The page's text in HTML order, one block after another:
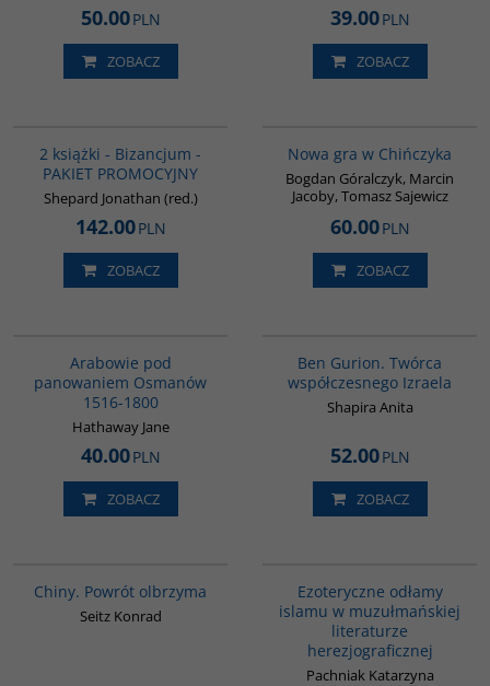
50.00PLN
ZOBACZ
39.00PLN
ZOBACZ
2 książki - Bizancjum -
PAKIET PROMOCYJNY
Shepard Jonathan (red.)
142.00PLN
ZOBACZ
Nowa gra w Chińczyka
Bogdan Góralczyk, Marcin
Jacoby, Tomasz Sajewicz
60.00PLN
ZOBACZ
Arabowie pod
panowaniem Osmanów
1516-1800
Hathaway Jane
40.00PLN
ZOBACZ
Ben Gurion. Twórca
współczesnego Izraela
Shapira Anita
52.00PLN
ZOBACZ
Chiny. Powrót olbrzyma
Seitz Konrad
Ezoteryczne odłamy
islamu w muzułmańskiej
literaturze
herezjograficznej
Pachniak Katarzyna